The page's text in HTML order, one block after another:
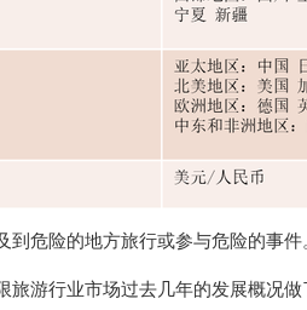
危险的地方旅行或参与危险的事件
旅游行业市场过去几年的发展概况